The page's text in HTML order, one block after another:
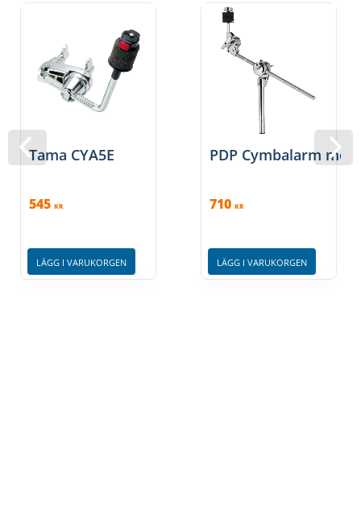
Tama CYA5E
545 KR
LÄGG I VARUKORGEN
PDP Cymbalarm
710 KR
LÄGG I VARUKORGEN